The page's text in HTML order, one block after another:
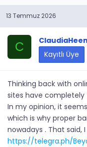
13 Temmuz 2026
C
Kayıtlı Üye
Thinking back with
sites have completely
In my opinion, it
which is why proper
nowadays . That said,
https://telegra.ph/